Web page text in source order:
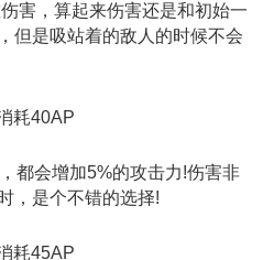
害，算起来伤害还是和初始一
但是吸站着的敌人的时候不会
耗40AP
会增加5%的攻击力!伤害非
，是个不错的选择!
耗45AP